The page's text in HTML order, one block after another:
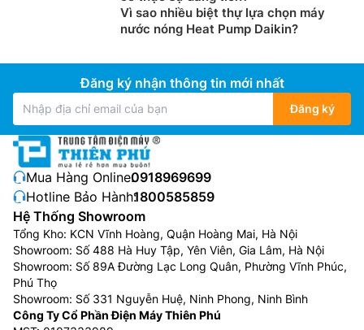
Vì sao nhiều biệt thự lựa chọn máy
nước nóng Heat Pump Daikin?
Đăng ký nhận thông tin mới nhất
Đăng ký
Mua Hàng Online:0918969699
Hotline Bảo Hành:1800585859
Hệ Thống Showroom
Tổng Kho: KCN Vĩnh Hoàng, Quận Hoàng Mai, Hà Nội
Showroom: Số 488 Hà Huy Tập, Yên Viên, Gia Lâm, Hà Nội
Showroom: Số 89A Đường Lạc Long Quân, Phường Vĩnh Phúc,
Phú Thọ
Showroom: Số 331 Nguyễn Huệ, Ninh Phong, Ninh Bình
Công Ty Cổ Phần Điện Máy Thiên Phú